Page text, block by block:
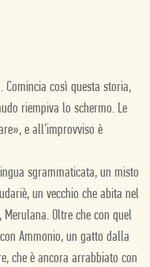
Comincia così questa storia,
riempiva lo schermo. Le
e all’improvviso è
sgrammaticata, un misto
un vecchio che abita nel
Oltre che con quel
Ammonio, un gatto dalla
che è ancora arrabbiato con